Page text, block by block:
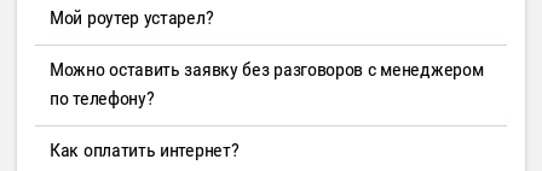
Мой роутер устарел?
Можно оставить заявку без разговоров с менеджером
по телефону?
Как оплатить интернет?